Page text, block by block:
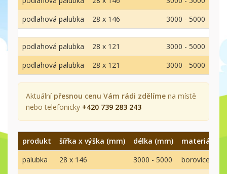
podlahová palubka
28 x 146 3000 - 5000
podlahová palubka 28 x 121 3000 - 5000
podlahová palubka
28 x 121 3000 - 5000
Aktuální přesnou cenu Vám rádi zdělíme na místě
nebo telefonicky +420 739 283 243
produkt šířka x výška (mm) délka (mm) materiál
palubka
28 x 146 3000 - 5000 borovice